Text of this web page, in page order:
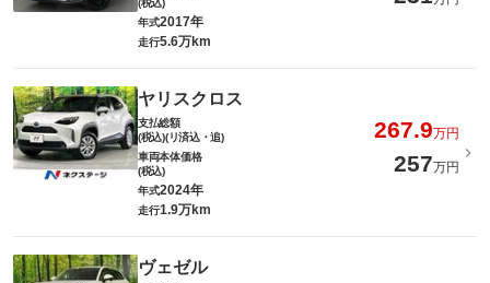
年式2017年
走行5.6万km
ヤリスクロス
支払総額
(税込)(リ済込・追)
267.9万円
車両本体価格
(税込)
257万円
年式2024年
走行1.9万km
ヴェゼル